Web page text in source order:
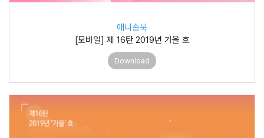
애니송북
[모바일] 제 16탄 2019년 가을 호
Download